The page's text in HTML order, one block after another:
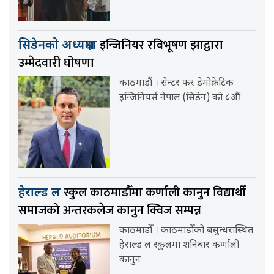
सिडेनको अध्यक्षमाइन्जिनियर रविभूषण झाद्वारा
उम्मेदवारी घोषणा
काठमाडौं । सेन्टर फर डेमोक्रेटिक
इन्जिनियर्स नेपाल (सिडेन) को ८औं
हेराल्ड लस्कुल काठमाडौँमा कर्णाली कानुन विद्यार्थी
समाजको अन्तरकलेज कानुन क्विज सम्पन्न
काठमाडौँ । काठमाडौँको बसुन्धरास्थित
हेराल्ड ल स्कुलमा शनिबार कर्णाली
कानुन